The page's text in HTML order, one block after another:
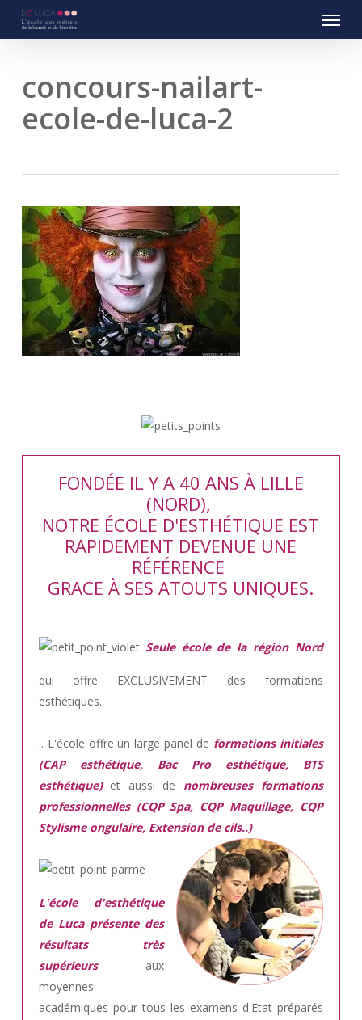
Menu
concours-nailart-
ecole-de-luca-2
FONDÉE IL Y A 40 ANS À LILLE
(NORD),
NOTRE ÉCOLE D'ESTHÉTIQUE EST
RAPIDEMENT DEVENUE UNE
RÉFÉRENCE
GRACE À SES ATOUTS UNIQUES.
Seule école de la région Nord
qui offre EXCLUSIVEMENT des formations
esthétiques.
.. L'école offre un large panel de formations initiales
(CAP esthétique, Bac Pro esthétique, BTS
esthétique) et aussi de nombreuses formations
professionnelles (CQP Spa, CQP Maquillage, CQP
Stylisme ongulaire, Extension de cils..)
L'école d'esthétique
de Luca présente des
résultats très
supérieurs aux
moyennes
académiques pour tous les examens d'Etat préparés